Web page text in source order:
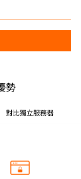
勢
對比獨立服務器